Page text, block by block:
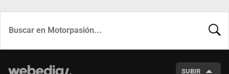
SUBIR